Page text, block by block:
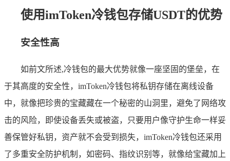
使用imToken冷钱包存储USDT的优势
安全性高
如前文所述,冷钱包的最大优势就像一座坚固的堡垒，在
于其高度的安全性，imToken冷钱包将私钥存储在离线设备
中，就像把珍贵的宝藏藏在一个秘密的山洞里，避免了网络攻
击的风险，即使设备丢失或被盗，只要用户像守护生命一样妥
善保管好私钥，资产就不会受到损失，imToken冷钱包还采用
了多重安全防护机制，如密码、指纹识别等，就像给宝藏加上